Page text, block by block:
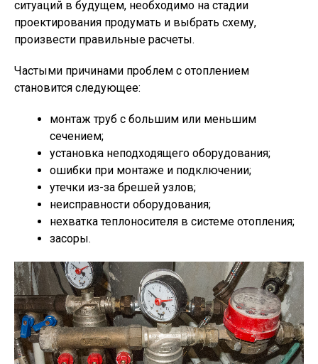
ситуаций в будущем, необходимо на стадии
проектирования продумать и выбрать схему,
произвести правильные расчеты.
Частыми причинами проблем с отоплением
становится следующее:
монтаж труб с большим или меньшим
сечением;
установка неподходящего оборудования;
ошибки при монтаже и подключении;
утечки из-за брешей узлов;
неисправности оборудования;
нехватка теплоносителя в системе отопления;
засоры.